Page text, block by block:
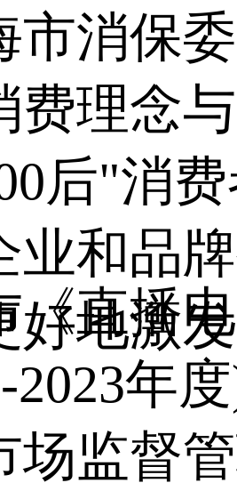
市消保
费理念
后"消
业和品
好地激
《直播
2023年
场监督